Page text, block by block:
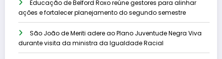
Educação de Belford Roxo reúne gestores para alinhar
ações e fortalecer planejamento do segundo semestre
São João de Meriti adere ao Plano Juventude Negra Viva
durante visita da ministra da Igualdade Racial